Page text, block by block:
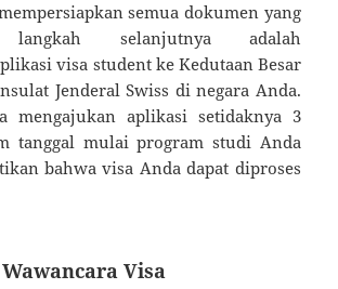
semua dokumen yang
langkah selanjutnya adalah
visa student ke Kedutaan Besar
Jenderal Swiss di negara Anda.
mengajukan aplikasi setidaknya 3
tanggal mulai program studi Anda
bahwa visa Anda dapat diproses
Visa